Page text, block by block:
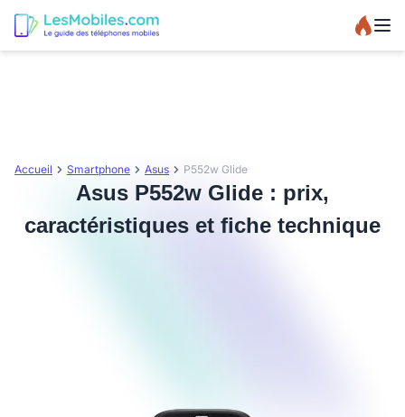
Accueil Smartphone Asus P552w Glide
Asus P552w Glide : prix,
caractéristiques et fiche technique